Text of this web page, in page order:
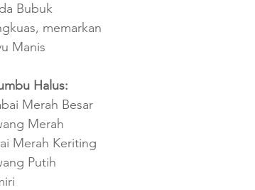
Bubuk
memarkan
Manis
Halus:
Merah Besar
Merah
Merah Keriting
Putih